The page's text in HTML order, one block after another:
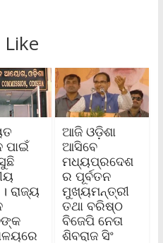
ପାଇଁ
ରାଜ୍ୟ
ଆଜି ଓଡ଼ିଶା
ଆସିବେ
ମଧ୍ୟପ୍ରଦେଶ
ର ପୂର୍ବତନ
ମୁଖ୍ୟମନ୍ତ୍ରୀ
ତଥା ବରିଷ୍ଠ
ବିଜେପି ନେତା
ଶିବରାଜ ସିଂ